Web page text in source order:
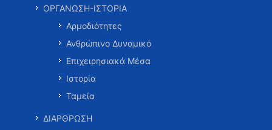
ΟΡΓΑΝΩΣΗ-ΙΣΤΟΡΙΑ
Αρμοδιότητες
Ανθρώπινο Δυναμικό
Επιχειρησιακά Μέσα
Ιστορία
Ταμεία
ΔΙΑΡΘΡΩΣΗ